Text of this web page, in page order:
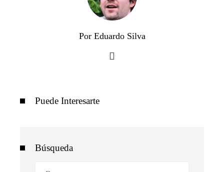
Por Eduardo Silva
Puede Interesarte
Búsqueda